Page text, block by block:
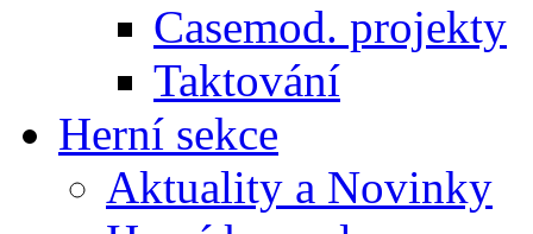
Casemod. projekty
Taktování
Herní sekce
Aktuality a Novinky